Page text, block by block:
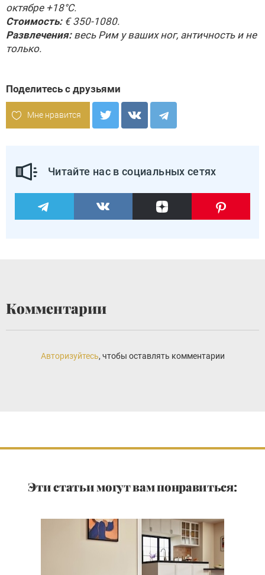
октябре +18°С.
Стоимость:€ 350-1080.
Развлечения:весь Рим у ваших ног, античность и не
только.
Поделитесь с друзьями
Мне нравится
Читайте нас в социальных сетях
Комментарии
Авторизуйтесь, чтобы оставлять комментарии
Эти статьи могут вам понравиться: